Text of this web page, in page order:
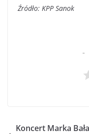
Źródło: KPP Sanok
Koncert Marka